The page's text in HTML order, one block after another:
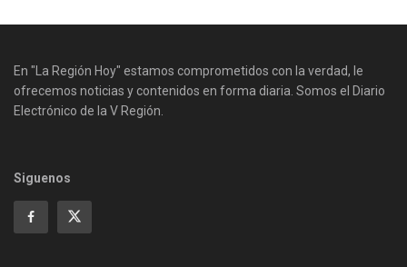
En "La Región Hoy" estamos comprometidos con la verdad, le
ofrecemos noticias y contenidos en forma diaria. Somos el Diario
Electrónico de la V Región.
Siguenos